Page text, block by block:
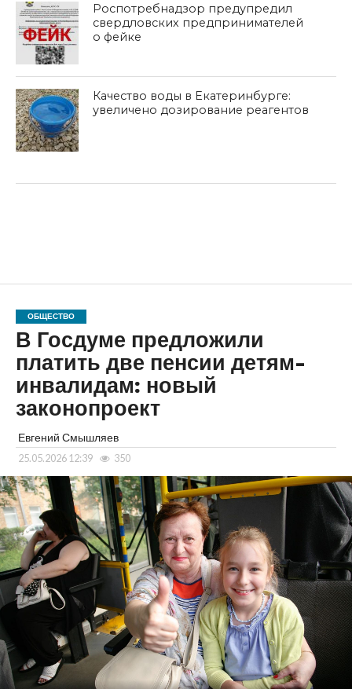
Роспотребнадзор предупредил
свердловских предпринимателей
о фейке
Качество воды в Екатеринбурге:
увеличено дозирование реагентов
ОБЩЕСТВО
В Госдуме предложили
платить две пенсии детям-
инвалидам: новый
законопроект
Евгений Смышляев
25.05.2026 12:39 350